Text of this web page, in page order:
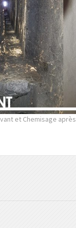
et Chemisage après